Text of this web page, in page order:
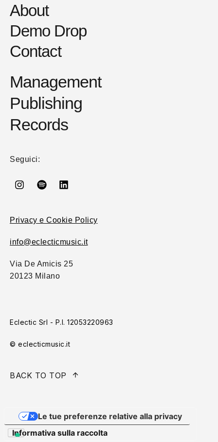
About
Demo Drop
Contact
Management
Publishing
Records
Seguici:
Privacy e Cookie Policy
info@eclecticmusic.it
Via De Amicis 25
20123 Milano
Eclectic Srl - P.I. 12053220963
© eclecticmusic.it
BACK TO TOP
Informativa sulla raccolta
Le tue preferenze relative alla privacy